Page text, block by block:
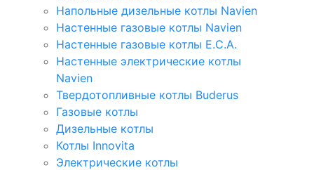
Напольные дизельные котлы Navien
Настенные газовые котлы Navien
Настенные газовые котлы E.C.A.
Настенные электрические котлы
Navien
Твердотопливные котлы Buderus
Газовые котлы
Дизельные котлы
Котлы Innovita
Электрические котлы